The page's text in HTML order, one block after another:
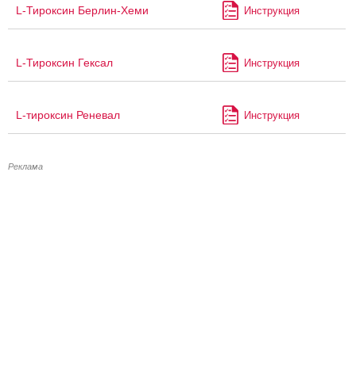
L-Тироксин Берлин-Хеми Инструкция
L-Тироксин Гексал Инструкция
L-тироксин Реневал Инструкция
Реклама